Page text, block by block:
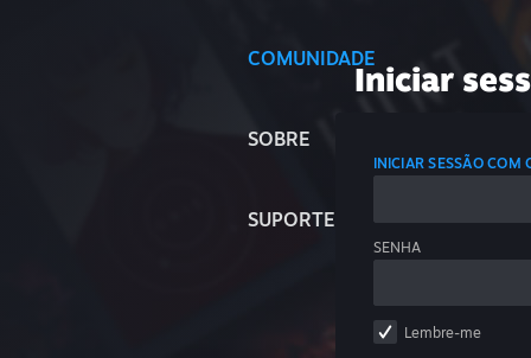
COMUNIDADE
SOBRE
SUPORTE
Iniciar
INICIAR SESSÃO COM
SENHA
Lembre-me